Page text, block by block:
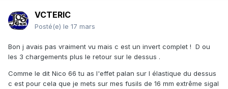
VCTERIC
Posté(e) le 17 mars
Bon j avais pas vraiment vu mais c est un invert complet ! D ou
les 3 chargements plus le retour sur le dessus .
Comme le dit Nico 66 tu as l'effet palan sur l élastique du dessus
c est pour cela que je mets sur mes fusils de 16 mm extrême sigal